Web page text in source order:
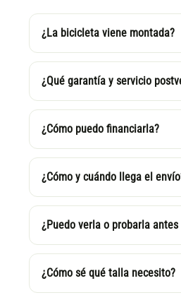
¿La bicicleta viene montada?
¿Qué garantía y servicio
¿Cómo puedo financiarla?
¿Cómo y cuándo llega el
¿Puedo verla o probarla antes
¿Cómo sé qué talla necesito?